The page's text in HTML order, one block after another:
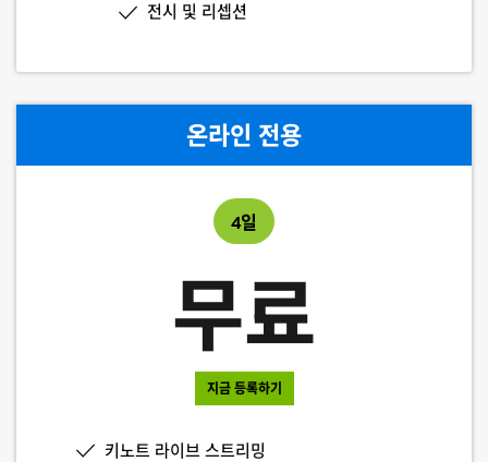
전시 및 리셉션
$110
Connect With the Experts 세션
온라인 전용
4일
무료
지금 등록하기
키노트 라이브 스트리밍